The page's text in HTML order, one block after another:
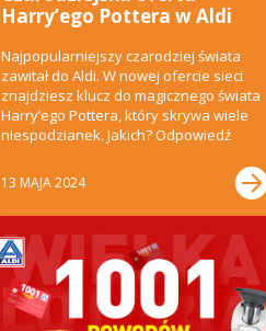
Harry’ego Pottera w Aldi
Najpopularniejszy czarodziej świata
zawitał do Aldi. W nowej ofercie sieci
znajdziesz klucz do magicznego świata
Harry’ego Pottera, który skrywa wiele
niespodzianek. Jakich? Odpowiedź
13 MAJA 2024